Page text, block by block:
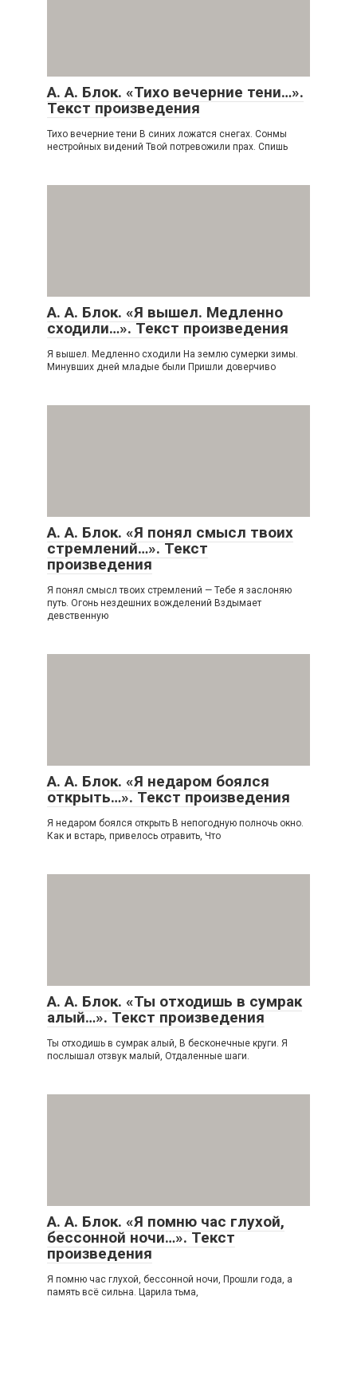
А. А. Блок. «Тихо вечерние тени…».
Текст произведения
Тихо вечерние тени В синих ложатся снегах. Сонмы
нестройных видений Твой потревожили прах. Спишь
А. А. Блок. «Я вышел. Медленно
сходили…». Текст произведения
Я вышел. Медленно сходили На землю сумерки зимы.
Минувших дней младые были Пришли доверчиво
А. А. Блок. «Я понял смысл твоих
стремлений…». Текст
произведения
Я понял смысл твоих стремлений — Тебе я заслоняю
путь. Огонь нездешних вожделений Вздымает
девственную
А. А. Блок. «Я недаром боялся
открыть…». Текст произведения
Я недаром боялся открыть В непогодную полночь окно.
Как и встарь, привелось отравить, Что
А. А. Блок. «Ты отходишь в сумрак
алый…». Текст произведения
Ты отходишь в сумрак алый, В бесконечные круги. Я
послышал отзвук малый, Отдаленные шаги.
А. А. Блок. «Я помню час глухой,
бессонной ночи…». Текст
произведения
Я помню час глухой, бессонной ночи, Прошли года, а
память всё сильна. Царила тьма,